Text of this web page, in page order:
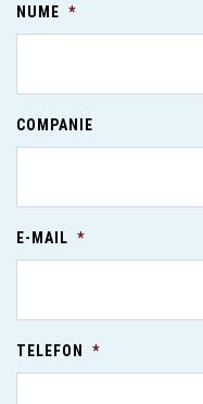
NUME *
COMPANIE
E-MAIL *
TELEFON *